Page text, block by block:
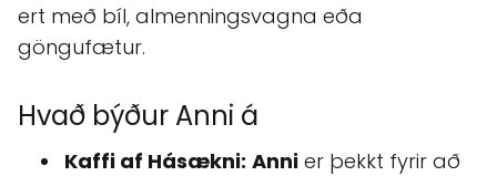
ert með bíl, almenningsvagna eða
göngufætur.
Hvað býður Anni á
Kaffi af Hásækni: Anni er þekkt fyrir að